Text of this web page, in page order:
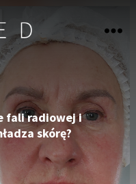
fali radiowej i
skórę?